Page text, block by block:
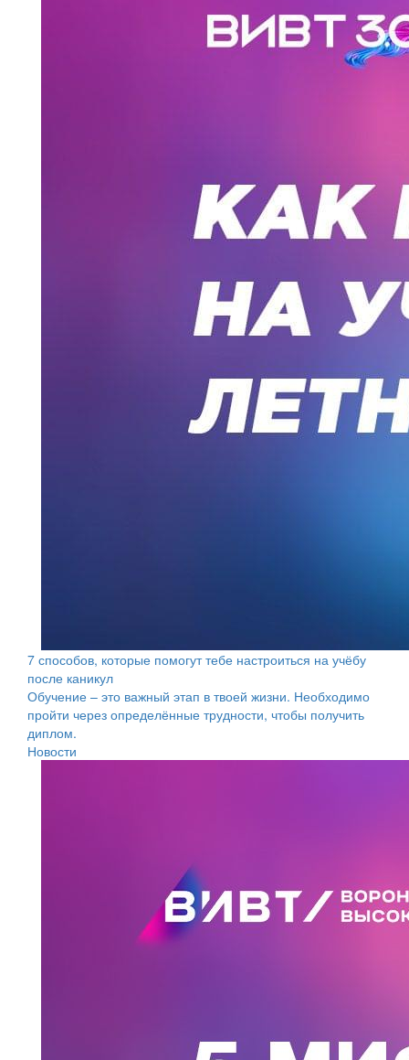
7 способов, которые помогут тебе настроиться на учёбу
после каникул
Обучение – это важный этап в твоей жизни. Необходимо
пройти через определённые трудности, чтобы получить
диплом.
Новости